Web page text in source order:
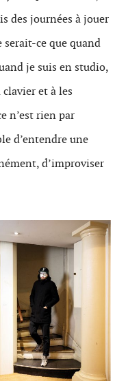
des journées à jouer
serait-ce que quand
je suis en studio,
et à les
n’est rien par
d’entendre une
d’improviser